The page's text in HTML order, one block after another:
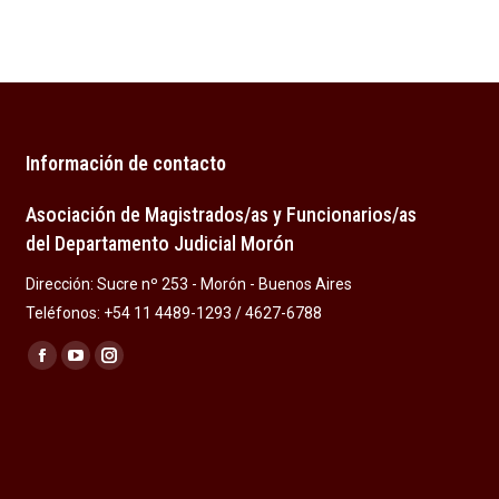
Información de contacto
Asociación de Magistrados/as y Funcionarios/as
del Departamento Judicial Morón
Dirección: Sucre nº 253 - Morón - Buenos Aires
Teléfonos: +54 11 4489-1293 / 4627-6788
Encuéntranos en:
Facebook
YouTubeInstagram